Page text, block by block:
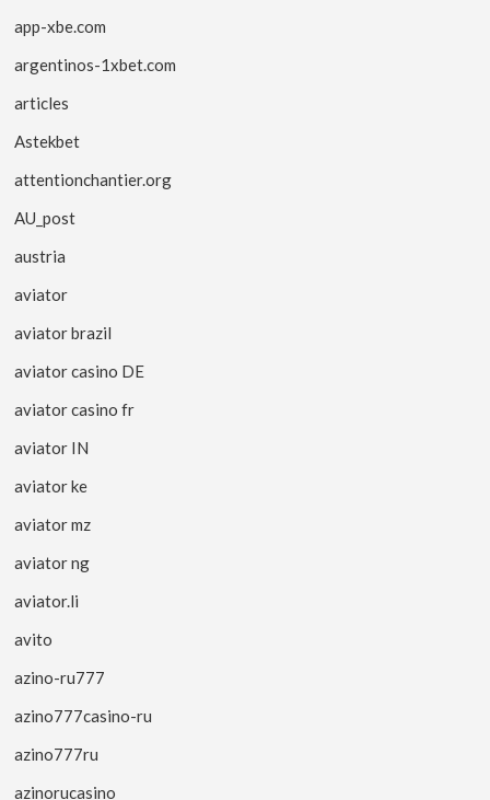
app-xbe.com
argentinos-1xbet.com
articles
Astekbet
attentionchantier.org
AU_post
austria
aviator
aviator brazil
aviator casino DE
aviator casino fr
aviator IN
aviator ke
aviator mz
aviator ng
aviator.li
avito
azino-ru777
azino777casino-ru
azino777ru
azinorucasino